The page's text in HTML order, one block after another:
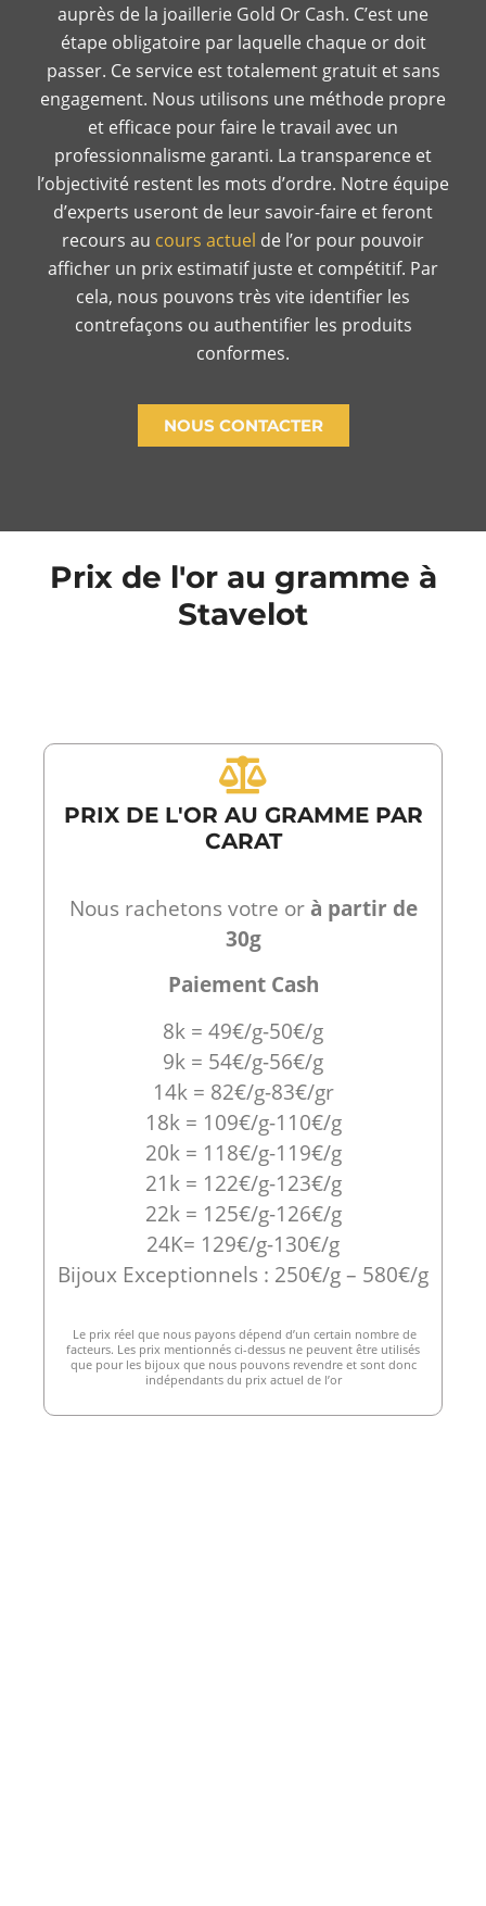
auprès de la joaillerie Gold Or Cash. C’est une
étape obligatoire par laquelle chaque or doit
passer. Ce service est totalement gratuit et sans
engagement. Nous utilisons une méthode propre
et efficace pour faire le travail avec un
professionnalisme garanti. La transparence et
l’objectivité restent les mots d’ordre. Notre équipe
d’experts useront de leur savoir-faire et feront
recours au cours actuel de l’or pour pouvoir
afficher un prix estimatif juste et compétitif. Par
cela, nous pouvons très vite identifier les
contrefaçons ou authentifier les produits
conformes.
NOUS CONTACTER
Prix de l'or au gramme à
Stavelot
PRIX DE L'OR AU GRAMME PAR
CARAT
Nous rachetons votre orà partir de
30g
Paiement Cash
8k = 49€/g-50€/g
9k = 54€/g-56€/g
14k = 82€/g-83€/gr
18k = 109€/g-110€/g
20k = 118€/g-119€/g
21k = 122€/g-123€/g
22k = 125€/g-126€/g
24K= 129€/g-130€/g
Bijoux Exceptionnels : 250€/g – 580€/g
Le prix réel que nous payons dépend d’un certain nombre de
facteurs. Les prix mentionnés ci-dessus ne peuvent être utilisés
que pour les bijoux que nous pouvons revendre et sont donc
indépendants du prix actuel de l’or